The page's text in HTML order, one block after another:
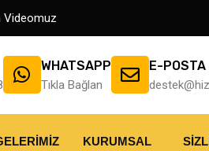
Videomuz
WHATSAPP
Tıkla Bağlan
E-POSTA
KURUMSAL